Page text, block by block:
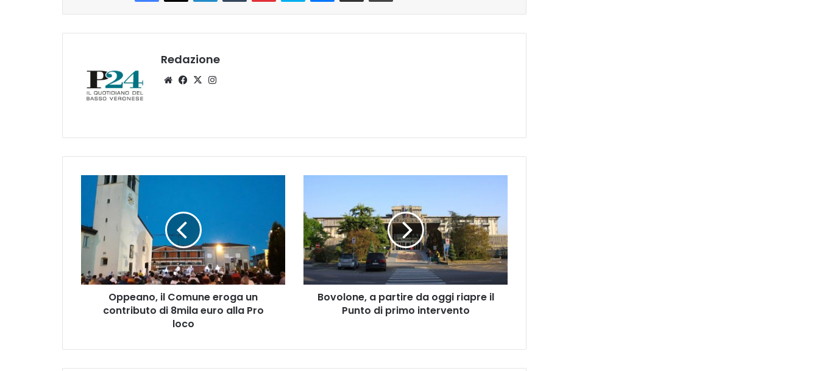
Redazione
WebsiteFacebook
X
Oppeano,
Comune
eroga
un
contributo
8mila
euro
Oppeano, il Comune eroga un
contributo di 8mila euro alla Pro
loco
da
oggi
riapre
il
Punto
di
primoBovolone, a partire da oggi riapre il
Punto di primo intervento